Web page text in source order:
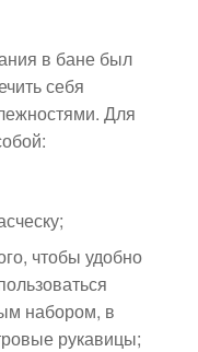
в бане был
себя
Для
чтобы удобно
набором, в
рукавицы;